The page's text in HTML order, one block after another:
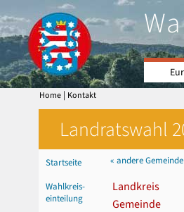
Home | Kontakt
Landratswahl
Startseite
Wahlkreis-
einteilung
« andere Gemeinde
Landkreis
Gemeinde